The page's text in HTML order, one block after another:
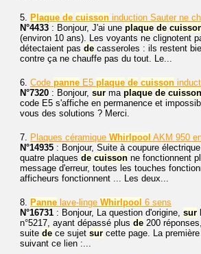
5. Plaque de cuisson induction Sauter ne
N°4433 : Bonjour, J'ai une plaque de
(environ 10 ans). Les voyants ne clignotent
détectaient pas de casseroles : ils restent
contre ça ne chauffe pas du tout. Le...
6. Code panne E5 plaque de cuisson
N°7320 : Bonjour, sur ma plaque de cuisson
code E5 s'affiche en permanence et
vous des solutions ? Merci.
7. Plaques céramique Whirlpool AKM 950
N°14935 : Bonjour, Suite à coupure
quatre plaques de cuisson ne fonctionnent
message d'erreur, toutes les touches
afficheurs fonctionnent ... Les deux...
8. Panne lave-linge Whirlpool 6 sens
N°16731 : Bonjour, La question d'origine, sur
n°5217, ayant dépassé plus de 200
suite de ce sujet sur cette page. La
suivant ce lien :...